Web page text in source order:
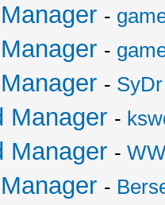
-
-
- SyDr
Manager -
Manager -
-